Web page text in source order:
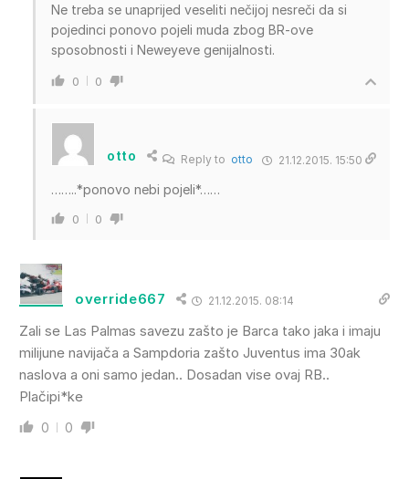
Ne treba se unaprijed veseliti nečijoj nesreči da si
pojedinci ponovo pojeli muda zbog BR-ove
sposobnosti i Neweyeve genijalnosti.
0 0
otto Reply to otto 21.12.2015. 15:50
……..*ponovo nebi pojeli*……
0 0
override667 21.12.2015. 08:14
Zali se Las Palmas savezu zašto je Barca tako jaka i imaju
milijune navijača a Sampdoria zašto Juventus ima 30ak
naslova a oni samo jedan.. Dosadan vise ovaj RB..
Plačipi*ke
0 0